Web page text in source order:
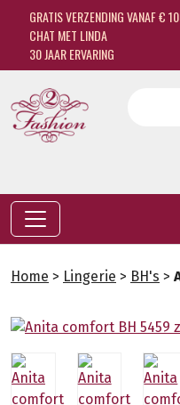
GRATIS VERZENDING VANAF €
CHAT MET LINDA
30 JAAR ERVARING
Home > Lingerie > BH's >